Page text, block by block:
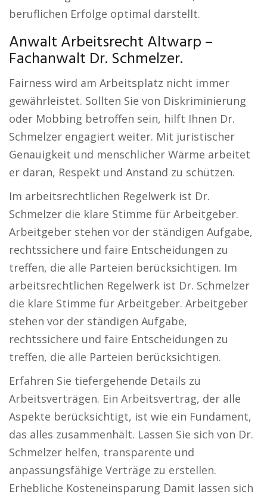
beruflichen Erfolge optimal darstellt.
Anwalt Arbeitsrecht Altwarp –
Fachanwalt Dr. Schmelzer.
Fairness wird am Arbeitsplatz nicht immer
gewährleistet. Sollten Sie von Diskriminierung
oder Mobbing betroffen sein, hilft Ihnen Dr.
Schmelzer engagiert weiter. Mit juristischer
Genauigkeit und menschlicher Wärme arbeitet
er daran, Respekt und Anstand zu schützen.
Im arbeitsrechtlichen Regelwerk ist Dr.
Schmelzer die klare Stimme für Arbeitgeber.
Arbeitgeber stehen vor der ständigen Aufgabe,
rechtssichere und faire Entscheidungen zu
treffen, die alle Parteien berücksichtigen. Im
arbeitsrechtlichen Regelwerk ist Dr. Schmelzer
die klare Stimme für Arbeitgeber. Arbeitgeber
stehen vor der ständigen Aufgabe,
rechtssichere und faire Entscheidungen zu
treffen, die alle Parteien berücksichtigen.
Erfahren Sie tiefergehende Details zu
Arbeitsverträgen. Ein Arbeitsvertrag, der alle
Aspekte berücksichtigt, ist wie ein Fundament,
das alles zusammenhält. Lassen Sie sich von Dr.
Schmelzer helfen, transparente und
anpassungsfähige Verträge zu erstellen.
Erhebliche Kosteneinsparung Damit lassen sich